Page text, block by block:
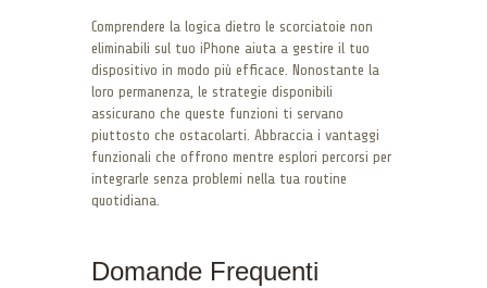
Comprendere la logica dietro le scorciatoie non
eliminabili sul tuo iPhone aiuta a gestire il tuo
dispositivo in modo più efficace. Nonostante la
loro permanenza, le strategie disponibili
assicurano che queste funzioni ti servano
piuttosto che ostacolarti. Abbraccia i vantaggi
funzionali che offrono mentre esplori percorsi per
integrarle senza problemi nella tua routine
quotidiana.
Domande Frequenti